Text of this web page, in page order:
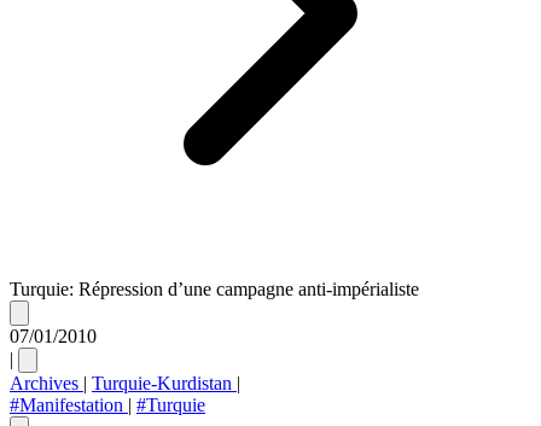
Turquie: Répression d’une campagne anti-impérialiste
07/01/2010
|
Archives | Turquie-Kurdistan |
#Manifestation | #Turquie